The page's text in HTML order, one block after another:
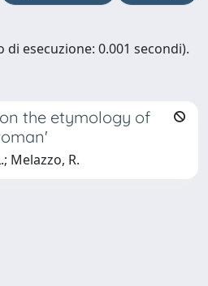
di esecuzione: 0.001 secondi).
the etymology of
Melazzo, R.